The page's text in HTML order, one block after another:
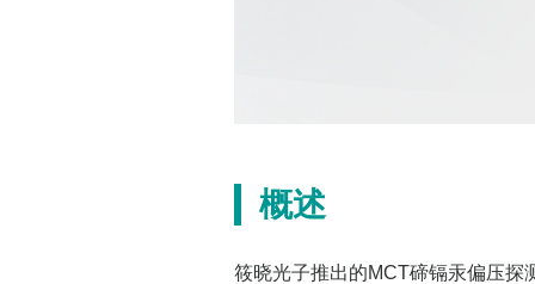
概述
筱晓光子推出的MCT碲镉汞偏压探